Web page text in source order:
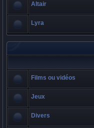
Altair
Lyra
Films ou vidéos
Jeux
Divers